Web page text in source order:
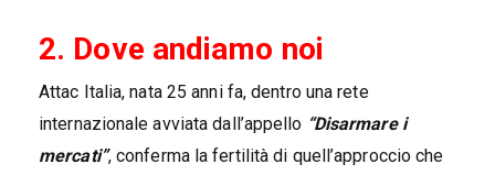
2. Dove andiamo noi
Attac Italia, nata 25 anni fa, dentro una rete
internazionale avviata dall’appello “Disarmare i
mercati”, conferma la fertilità di quell’approccio che